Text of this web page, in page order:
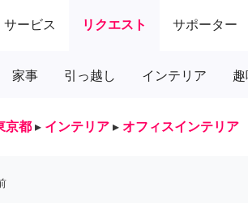
サービス リクエスト サポーター
家事 引っ越し インテリア
京都 ▸ インテリア ▸ オフィスインテリア